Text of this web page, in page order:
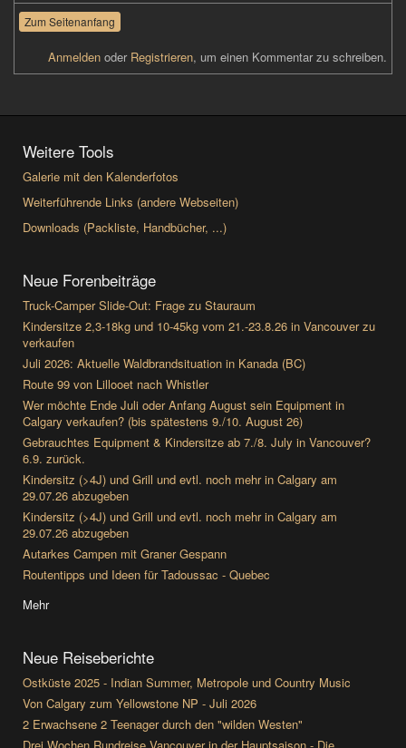
Zum Seitenanfang
Anmelden oder Registrieren, um einen Kommentar zu schreiben.
Weitere Tools
Galerie mit den Kalenderfotos
Weiterführende Links (andere Webseiten)
Downloads (Packliste, Handbücher, ...)
Neue Forenbeiträge
Truck-Camper Slide-Out: Frage zu Stauraum
Kindersitze 2,3-18kg und 10-45kg vom 21.-23.8.26 in Vancouver zu
verkaufen
Juli 2026: Aktuelle Waldbrandsituation in Kanada (BC)
Route 99 von Lillooet nach Whistler
Wer möchte Ende Juli oder Anfang August sein Equipment in
Calgary verkaufen? (bis spätestens 9./10. August 26)
Gebrauchtes Equipment & Kindersitze ab 7./8. July in Vancouver?
6.9. zurück.
Kindersitz (>4J) und Grill und evtl. noch mehr in Calgary am
29.07.26 abzugeben
Kindersitz (>4J) und Grill und evtl. noch mehr in Calgary am
29.07.26 abzugeben
Autarkes Campen mit Graner Gespann
Routentipps und Ideen für Tadoussac - Quebec
Mehr
Neue Reiseberichte
Ostküste 2025 - Indian Summer, Metropole und Country Music
Von Calgary zum Yellowstone NP - Juli 2026
2 Erwachsene 2 Teenager durch den "wilden Westen"